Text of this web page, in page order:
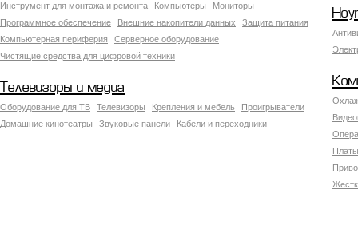
Инструмент для монтажа и ремонта Компьютеры
Мониторы
Программное обеспечение
Внешние накопители данных
Защита питания
Компьютерная периферия
Серверное оборудование
Чистящие средства для цифровой техники
Телевизоры и медиа
Оборудование для ТВ Телевизоры Крепления и мебель
Проигрыватели
Домашние кинотеатры
Звуковые панели Кабели и переходники